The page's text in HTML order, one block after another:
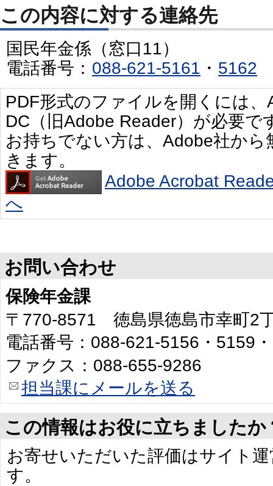
この内容に対する連絡先
国民年金係（窓口11）
電話番号： 088-621-5161 ・ 5162
PDF形式のファイルを開くには
DC（旧Adobe Reader）が必要で
お持ちでない方は、Adobe社か
きます。
Adobe Acrobat
へ
お問い合わせ
保険年金課
〒770-8571 徳島県徳島市幸町2
電話番号：088-621-5156・5159
ファクス：088-655-9286
担当課にメールを送る
この情報はお役に立ちましたか
お寄せいただいた評価はサイト
す。